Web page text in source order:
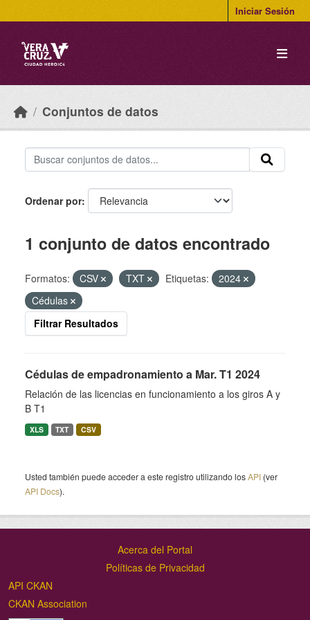
Iniciar Sesión
Conjuntos de datos
Ordenar por
1 conjunto de datos encontrado
Formatos: CSV TXT Etiquetas:
2024
Cédulas
Filtrar Resultados
Cédulas de empadronamiento a Mar. T1 2024
Relación de las licencias en funcionamiento a los giros A y
B T1
XLS TXT CSV
Usted también puede acceder a este registro utilizando losAPI (ver
API Docs).
Acerca del Portal
Políticas de Privacidad
API CKAN
CKAN Association